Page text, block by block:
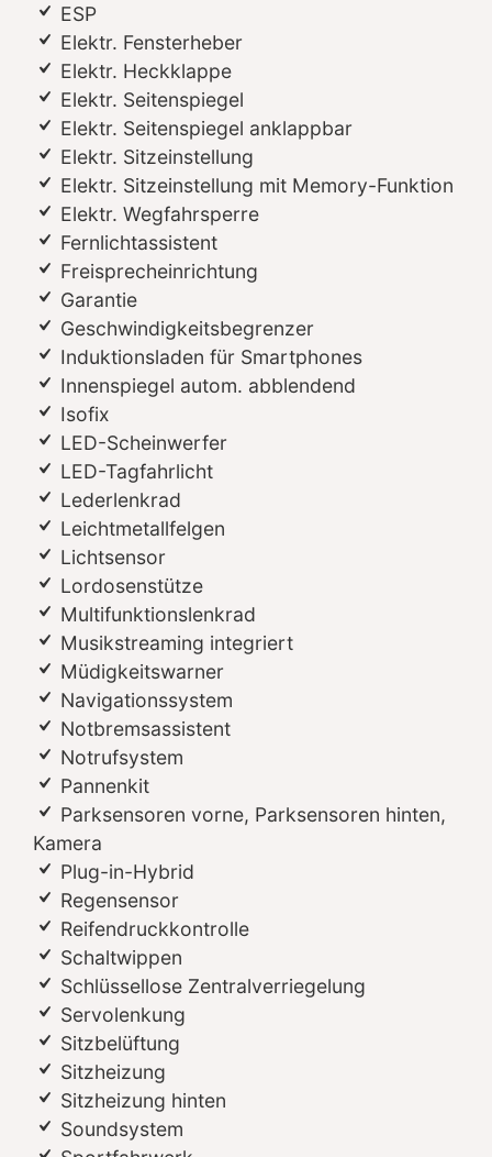
ESP
Elektr. Fensterheber
Elektr. Heckklappe
Elektr. Seitenspiegel
Elektr. Seitenspiegel anklappbar
Elektr. Sitzeinstellung
Elektr. Sitzeinstellung mit Memory-Funktion
Elektr. Wegfahrsperre
Fernlichtassistent
Freisprecheinrichtung
Garantie
Geschwindigkeitsbegrenzer
Induktionsladen für Smartphones
Innenspiegel autom. abblendend
Isofix
LED-Scheinwerfer
LED-Tagfahrlicht
Lederlenkrad
Leichtmetallfelgen
Lichtsensor
Lordosenstütze
Multifunktionslenkrad
Musikstreaming integriert
Müdigkeitswarner
Navigationssystem
Notbremsassistent
Notrufsystem
Pannenkit
Parksensoren vorne, Parksensoren hinten,
Kamera
Plug-in-Hybrid
Regensensor
Reifendruckkontrolle
Schaltwippen
Schlüssellose Zentralverriegelung
Servolenkung
Sitzbelüftung
Sitzheizung
Sitzheizung hinten
Soundsystem